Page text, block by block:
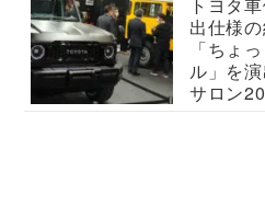
出仕様
「ちょ
ル」を
サロン